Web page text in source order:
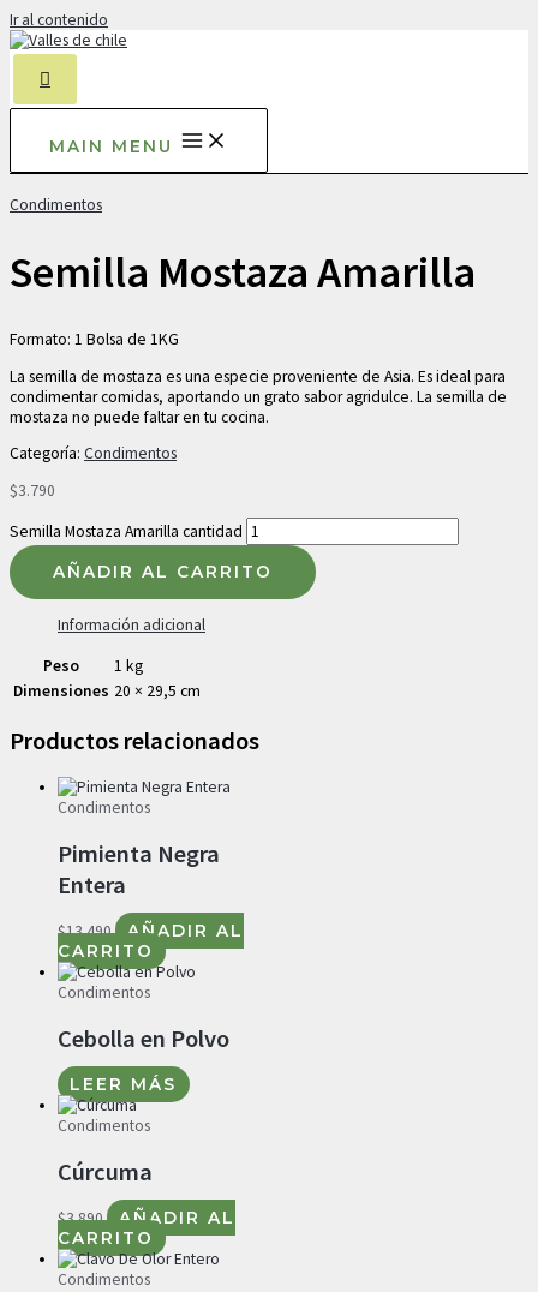
Ir al contenido
MAIN MENU
Condimentos
Semilla Mostaza Amarilla
Formato: 1 Bolsa de 1KG
La semilla de mostaza es una especie proveniente de Asia. Es ideal para
condimentar comidas, aportando un grato sabor agridulce. La semilla de
mostaza no puede faltar en tu cocina.
Categoría: Condimentos
$3.790
Semilla Mostaza Amarilla cantidad
AÑADIR AL CARRITO
Información adicional
Peso
1 kg
Dimensiones 20 × 29,5 cm
Productos relacionados
Condimentos
Pimienta Negra
Entera
$13.490
AÑADIR AL
CARRITO
Condimentos
Cebolla en Polvo
LEER MÁS
Condimentos
Cúrcuma
$3.890
AÑADIR AL
CARRITO
Condimentos